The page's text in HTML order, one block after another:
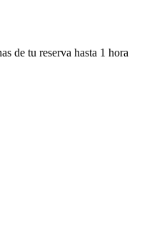
de tu reserva hasta 1 hora